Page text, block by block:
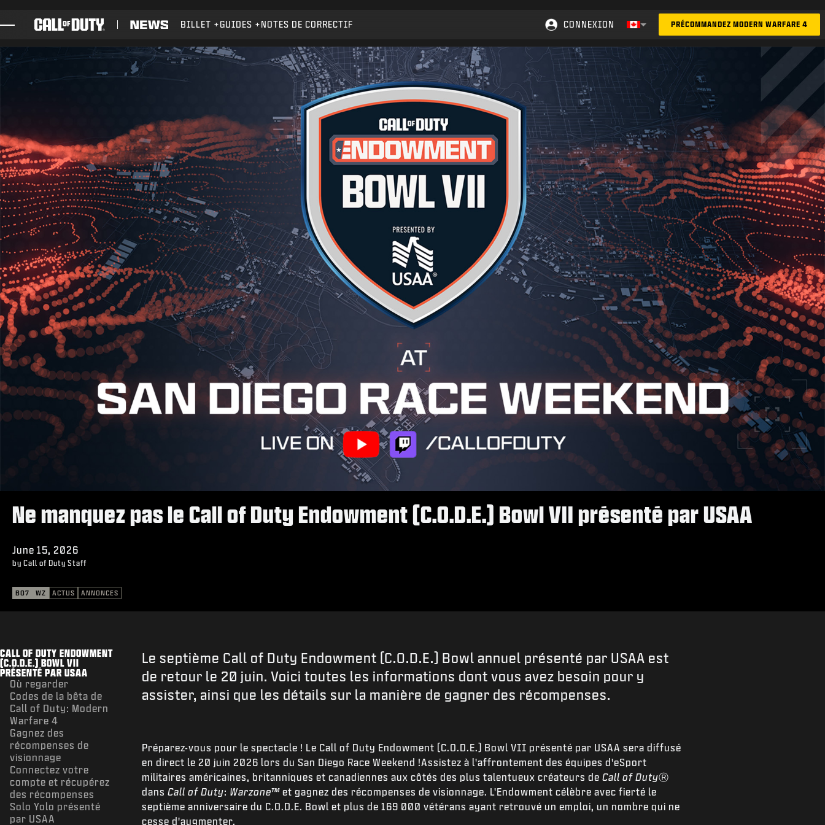
JEUX
ASSISTANCE
XBOX GAME PASS
BILLET GUIDES NOTES DE CORRECTIF CONNEXION
Choose your region
PRÉCOMMANDEZ MODERN WARFARE 4
Ne manquez pas le Call of Duty Endowment (C.O.D.E.) Bowl VII présenté par USAA
June 15, 2026
by Call of Duty Staff
BO7 WZ ACTUS ANNONCES
CALL OF DUTY ENDOWMENT
(C.O.D.E.) BOWL VII
PRÉSENTÉ PAR USAA
Où regarder
Codes de la bêta de
Call of Duty: Modern
Warfare 4
Gagnez des
récompenses de
visionnage
Connectez votre
compte et récupérez
des récompenses
Solo Yolo présenté
par USAA
Le septième Call of Duty Endowment (C.O.D.E.) Bowl annuel présenté par USAA est
de retour le 20 juin. Voici toutes les informations dont vous avez besoin pour y
assister, ainsi que les détails sur la manière de gagner des récompenses.
Préparez-vous pour le spectacle ! Le Call of Duty Endowment (C.O.D.E.) Bowl VII présenté par USAA sera diffusé
en direct le 20 juin 2026 lors du San Diego Race Weekend !Assistez à l'affrontement des équipes d'eSport
militaires américaines, britanniques et canadiennes aux côtés des plus talentueux créateurs de Call of DutyⓇ
dans Call of Duty: Warzone™et gagnez des récompenses de visionnage. L'Endowment célèbre avec fierté le
septième anniversaire du C.O.D.E. Bowl et plus de 169 000 vétérans ayant retrouvé un emploi, un nombre qui ne
cesse d'augmenter.